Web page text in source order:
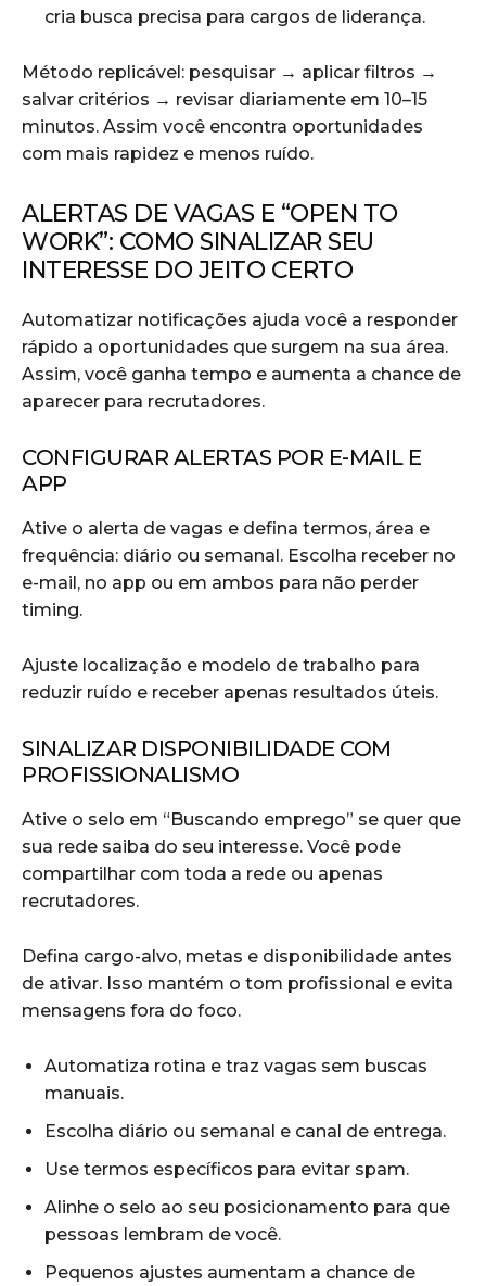
cria busca precisa para cargos de liderança.
Método replicável: pesquisar → aplicar filtros →
salvar critérios → revisar diariamente em 10–15
minutos. Assim você encontra oportunidades
com mais rapidez e menos ruído.
ALERTAS DE VAGAS E “OPEN TO
WORK”: COMO SINALIZAR SEU
INTERESSE DO JEITO CERTO
Automatizar notificações ajuda você a responder
rápido a oportunidades que surgem na sua área.
Assim, você ganha tempo e aumenta a chance de
aparecer para recrutadores.
CONFIGURAR ALERTAS POR E-MAIL E
APP
Ative o alerta de vagas e defina termos, área e
frequência: diário ou semanal. Escolha receber no
e-mail, no app ou em ambos para não perder
timing.
Ajuste localização e modelo de trabalho para
reduzir ruído e receber apenas resultados úteis.
SINALIZAR DISPONIBILIDADE COM
PROFISSIONALISMO
Ative o selo em “Buscando emprego” se quer que
sua rede saiba do seu interesse. Você pode
compartilhar com toda a rede ou apenas
recrutadores.
Defina cargo-alvo, metas e disponibilidade antes
de ativar. Isso mantém o tom profissional e evita
mensagens fora do foco.
Automatiza rotina e traz vagas sem buscas
manuais.
Escolha diário ou semanal e canal de entrega.
Use termos específicos para evitar spam.
Alinhe o selo ao seu posicionamento para que
pessoas lembram de você.
Pequenos ajustes aumentam a chance de